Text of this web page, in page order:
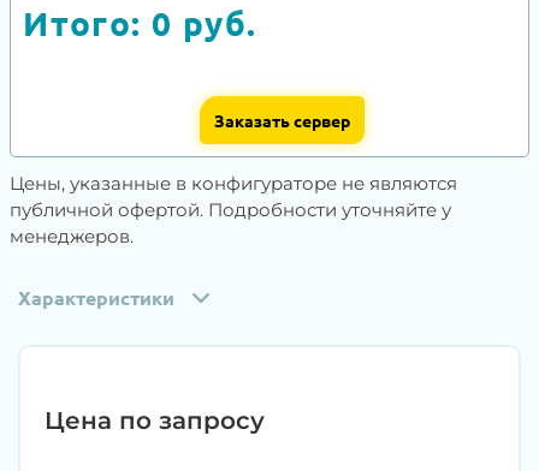
Итого: 0 руб.
Заказать сервер
Цены, указанные в конфигураторе не являются
публичной офертой. Подробности уточняйте у
менеджеров.
Характеристики
Цена по запросу